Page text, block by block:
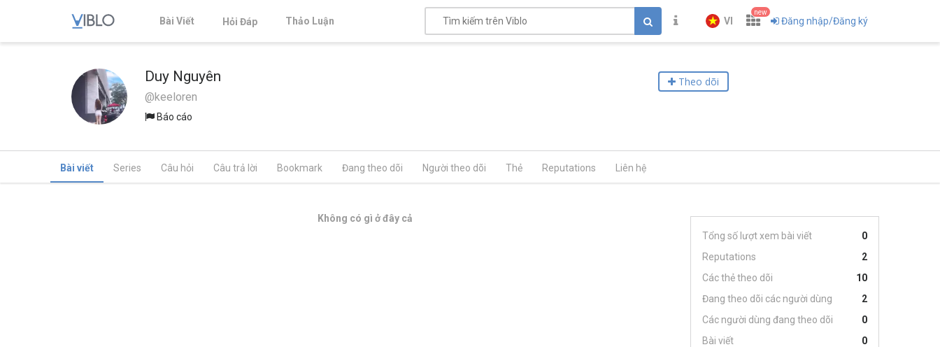
Bài Viết Hỏi Đáp Thảo Luận VI
new
Đăng nhập/Đăng ký
Duy Nguyên
@keeloren
Báo cáo
Theo dõi
Bài viết Series Câu hỏi Câu trả lời Bookmark Đang theo dõi Người theo dõi Thẻ Reputations Liên hệ
Không có gì ở đây cả
Tổng số lượt xem bài viết
0
Reputations
2
Các thẻ theo dõi
10
Đang theo dõi các người dùng
2
Các người dùng đang theo dõi
0
Bài viết
0